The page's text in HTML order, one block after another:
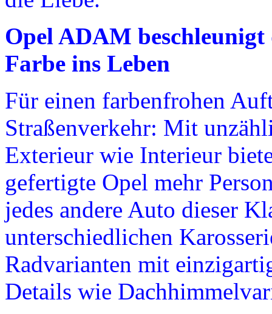
Opel ADAM
Farbe ins Leben
Für einen farbenfrohen
Straßenverkehr: Mit
Exterieur wie Interieur
gefertigte Opel mehr
jedes andere Auto dieser
unterschiedlichen
Radvarianten mit
Details wie